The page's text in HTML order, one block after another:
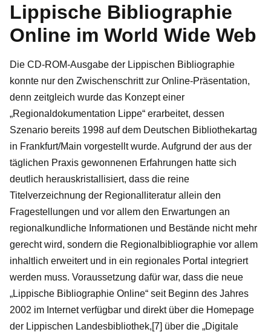
Lippische Bibliographie
Online im World Wide Web
Die CD-ROM-Ausgabe der Lippischen Bibliographie
konnte nur den Zwischenschritt zur Online-Präsentation,
denn zeitgleich wurde das Konzept einer
„Regionaldokumentation Lippe“ erarbeitet, dessen
Szenario bereits 1998 auf dem Deutschen Bibliothekartag
in Frankfurt/Main vorgestellt wurde. Aufgrund der aus der
täglichen Praxis gewonnenen Erfahrungen hatte sich
deutlich herauskristallisiert, dass die reine
Titelverzeichnung der Regionalliteratur allein den
Fragestellungen und vor allem den Erwartungen an
regionalkundliche Informationen und Bestände nicht mehr
gerecht wird, sondern die Regionalbibliographie vor allem
inhaltlich erweitert und in ein regionales Portal integriert
werden muss. Voraussetzung dafür war, dass die neue
„Lippische Bibliographie Online“ seit Beginn des Jahres
2002 im Internet verfügbar und direkt über die Homepage
der Lippischen Landesbibliothek,[7] über die „Digitale